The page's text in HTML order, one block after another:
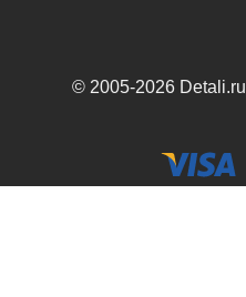
© 2005-2026 Detali.ru